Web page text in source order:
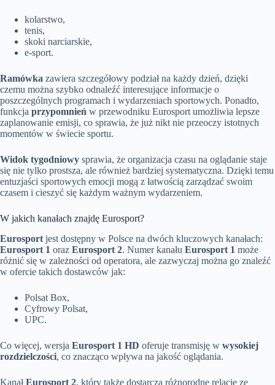
kolarstwo,
tenis,
skoki narciarskie,
e-sport.
Ramówka zawiera szczegółowy podział na każdy dzień, dzięki
czemu można szybko odnaleźć interesujące informacje o
poszczególnych programach i wydarzeniach sportowych. Ponadto,
funkcja przypomnień w przewodniku Eurosport umożliwia lepsze
zaplanowanie emisji, co sprawia, że już nikt nie przeoczy istotnych
momentów w świecie sportu.
Widok tygodniowy sprawia, że organizacja czasu na oglądanie staje
się nie tylko prostsza, ale również bardziej systematyczna. Dzięki temu
entuzjaści sportowych emocji mogą z łatwością zarządzać swoim
czasem i cieszyć się każdym ważnym wydarzeniem.
W jakich kanałach znajdę Eurosport?
Eurosport jest dostępny w Polsce na dwóch kluczowych kanałach:
Eurosport 1 oraz Eurosport 2. Numer kanału Eurosport 1 może
różnić się w zależności od operatora, ale zazwyczaj można go znaleźć
w ofercie takich dostawców jak:
Polsat Box,
Cyfrowy Polsat,
UPC.
Co więcej, wersja Eurosport 1 HD oferuje transmisję w wysokiej
rozdzielczości, co znacząco wpływa na jakość oglądania.
KanałEurosport 2, który także dostarcza różnorodne relacje ze